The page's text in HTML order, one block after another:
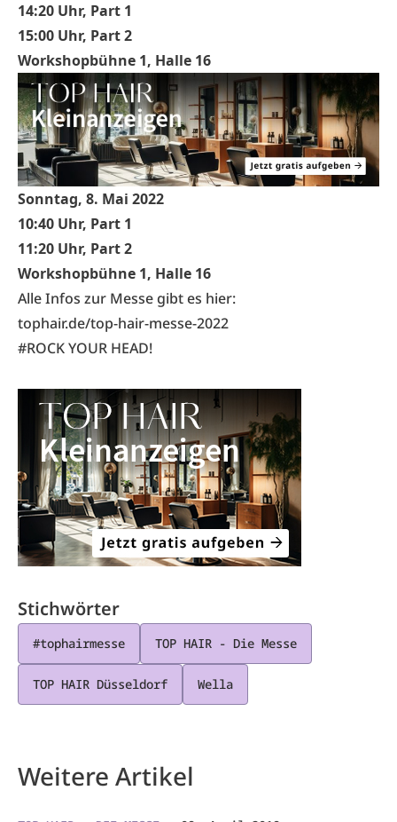
14:20 Uhr, Part 1
15:00 Uhr, Part 2
Workshopbühne 1, Halle 16
Sonntag, 8. Mai 2022
10:40 Uhr, Part 1
11:20 Uhr, Part 2
Workshopbühne 1, Halle 16
Alle Infos zur Messe gibt es hier:
tophair.de/top-hair-messe-2022
#ROCK YOUR HEAD!
Stichwörter
#tophairmesse TOP HAIR - Die Messe
TOP HAIR Düsseldorf Wella
Weitere Artikel